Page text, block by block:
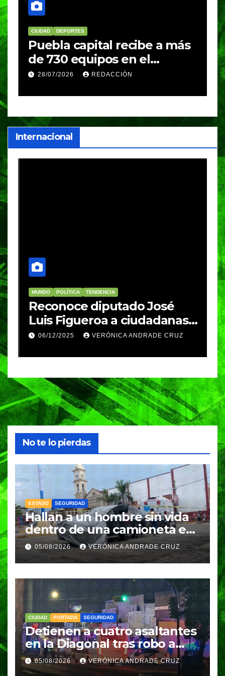
CIUDAD DEPORTES
Puebla capital recibe a más
de 730 equipos en el
Festival Máster de Voleibol
28/07/2026 REDACCIÓN
Internacional
MUNDO POLÍTICA TENDENCIA
Reconoce diputado José
Luis Figueroa a ciudadanas y
ciudadanos que
06/12/2025 VERÓNICA ANDRADE CRUZ
No te lo pierdas
ESTADO SEGURIDAD
Hallan a un hombre sin vida
dentro de una camioneta en
Tenampulco; investigan
homicidio
05/08/2026 VERÓNICA ANDRADE CRUZ
CIUDAD PORTADA SEGURIDAD
Detienen a cuatro asaltantes
en la Diagonal tras robo a
Coppel en el Centro de
Puebla; recuperan celulares
05/08/2026 VERÓNICA ANDRADE CRUZ